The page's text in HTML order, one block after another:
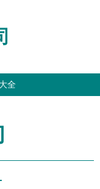
全